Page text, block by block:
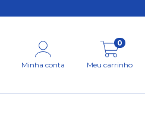
Minha conta Meu carrinho
0